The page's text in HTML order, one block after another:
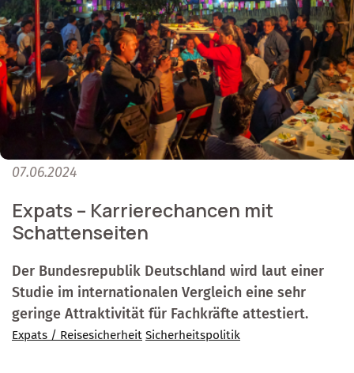
07.06.2024
Expats – Karrierechancen mit
Schattenseiten
Der Bundesrepublik Deutschland wird laut einer
Studie im internationalen Vergleich eine sehr
geringe Attraktivität für Fachkräfte attestiert.
Expats / Reisesicherheit Sicherheitspolitik